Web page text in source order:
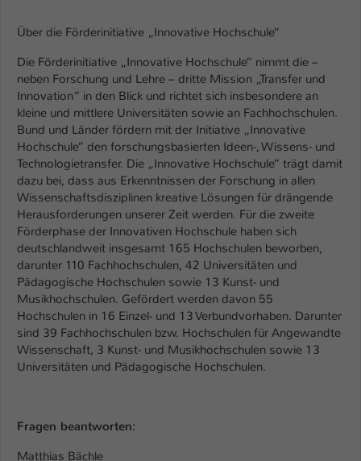
Über die Förderinitiative „Innovative Hochschule“
Die Förderinitiative „Innovative Hochschule“ nimmt die –
neben Forschung und Lehre – dritte Mission „Transfer und
Innovation“ in den Blick und richtet sich insbesondere an
kleine und mittlere Universitäten sowie an Fachhochschulen.
Bund und Länder fördern mit der Initiative „Innovative
Hochschule“ den forschungsbasierten Ideen-, Wissens- und
Technologietransfer. Die „Innovative Hochschule“ trägt damit
dazu bei, dass aus Erkenntnissen der Forschung in allen
Wissenschaftsdisziplinen kreative Lösungen für drängende
Herausforderungen unserer Zeit werden. Für die zweite
Förderphase der Innovativen Hochschule haben sich
deutschlandweit insgesamt 165 Hochschulen beworben,
darunter 110 Fachhochschulen, 42 Universitäten und
Pädagogische Hochschulen sowie 13 Kunst- und
Musikhochschulen. Gefördert werden davon 55
Hochschulen in 16 Einzel- und 13 Verbundvorhaben. Darunter
sind 39 Fachhochschulen bzw. Hochschulen für Angewandte
Wissenschaft, 3 Kunst- und Musikhochschulen sowie 13
Universitäten und Pädagogische Hochschulen.
Fragen beantworten:
Matthias Bächle